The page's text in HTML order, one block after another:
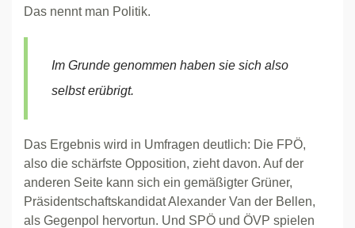
Das nennt man Politik.
Im Grunde genommen haben sie sich also
selbst erübrigt.
Das Ergebnis wird in Umfragen deutlich: Die FPÖ,
also die schärfste Opposition, zieht davon. Auf der
anderen Seite kann sich ein gemäßigter Grüner,
Präsidentschaftskandidat Alexander Van der Bellen,
als Gegenpol hervortun. Und SPÖ und ÖVP spielen